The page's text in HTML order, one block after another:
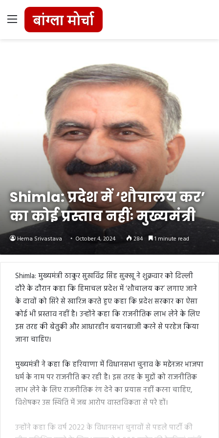
Menu
Shimla: प्रदेश में ‘शौचालय कर’
का कोई प्रस्ताव नहींः मुख्यमंत्री
Hema Srivastava October 4, 2024 284 1 minute read
Shimla: मुख्यमंत्री ठाकुर सुखविंद्र सिंह सुक्खू ने शुक्रवार काे दिल्ली
दाैरे के दाैरान कहा कि हिमाचल प्रदेश में ‘शौचालय कर’ लगाए जाने
के दावों को सिरे से खारिज करते हुए कहा कि प्रदेश सरकार का ऐसा
कोई भी प्रस्ताव नहीं है। उन्होंने कहा कि राजनीतिक लाभ लेने के लिए
इस तरह की बेतुकी और आधारहीन बयानबाजी करने से परहेज किया
जाना चाहिए।
मुख्यमंत्री ने कहा कि हरियाणा में विधानसभा चुनाव के मद्देनजर भाजपा
धर्म के नाम पर राजनीति कर रही है। इस तरह के मुद्दों को राजनीतिक
लाभ लेने के लिए राजनीतिक रंग देने का प्रयास नहीं करना चाहिए,
विशेषकर उस स्थिति में जब आरोप वास्तविकता से परे हों।
उन्होंने कहा कि वर्ष 2022 के विधानसभा चुनावों से पहले पार्टी की